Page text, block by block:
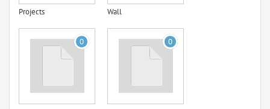
Projects Wall
0 0